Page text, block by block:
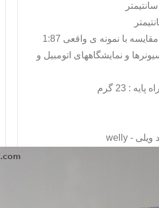
با نمونه ی واقعی 1:87
و نمایشگاههای اتومبیل و
: 23 گرم
ویلی - welly